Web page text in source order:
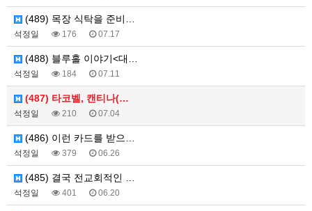
(489) 목장 식탁을 준비…
석정일 176 07.17
(488) 블루홀 이야기<대…
석정일 184 07.11
(487) 타코벨, 캔티나(…
석정일 210 07.04
(486) 이런 카드를 받으…
석정일 379 06.26
(485) 결국 전교회적인 …
석정일 401 06.20